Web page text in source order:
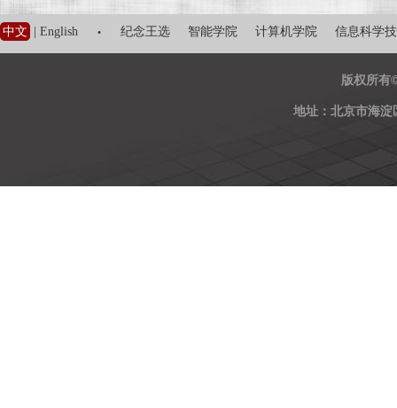
中文 English · 纪念王选 智能学院 计算机学院 信息科学
版权所有
地址：北京市海